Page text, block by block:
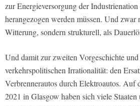
zur Energieversorgung der
herangezogen werden müssen. Und
Witterung, sondern strukturell, als
Und damit zur zweiten Vorgeschichte
verkehrspolitischen Irrationalität: den
Verbrennerautos durch Elektroautos. Auf
2021 in Glasgow haben sich viele